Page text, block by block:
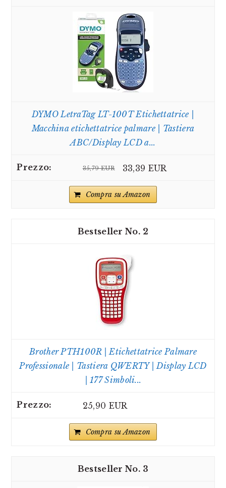
DYMO LetraTag LT-100T Etichettatrice |
Macchina etichettatrice palmare | Tastiera
ABC/Display LCD a...
35,79 EUR 33,39 EUR
Compra su Amazon
2
Brother PTH100R | Etichettatrice Palmare
Professionale | Tastiera QWERTY | Display LCD
| 177 Simboli...
25,90 EUR
Compra su Amazon
3